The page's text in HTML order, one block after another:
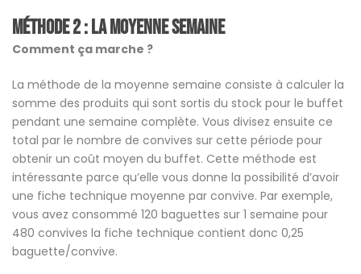
Méthode 2 : La moyenne semaine
Comment ça marche ?
La méthode de la moyenne semaine consiste à calculer la
somme des produits qui sont sortis du stock pour le buffet
pendant une semaine complète. Vous divisez ensuite ce
total par le nombre de convives sur cette période pour
obtenir un coût moyen du buffet. Cette méthode est
intéressante parce qu’elle vous donne la possibilité d’avoir
une fiche technique moyenne par convive. Par exemple,
vous avez consommé 120 baguettes sur 1 semaine pour
480 convives la fiche technique contient donc 0,25
baguette/convive.